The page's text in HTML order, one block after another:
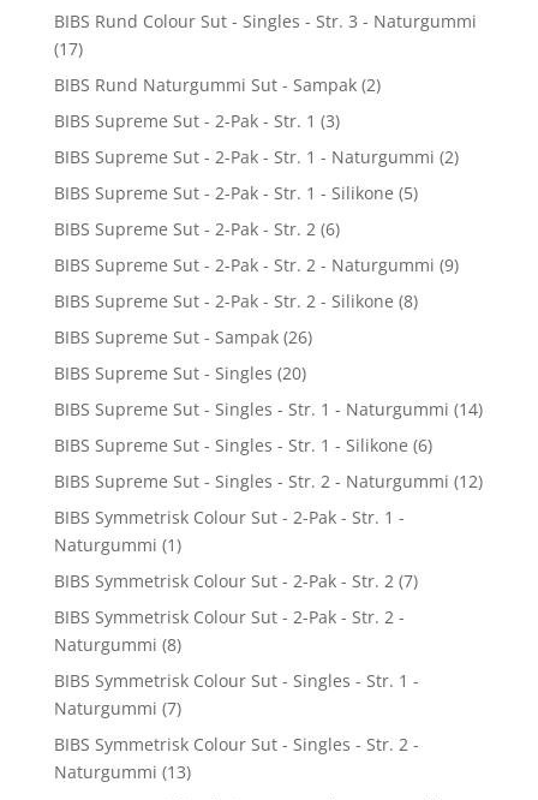
BIBS Rund Colour Sut - Singles - Str. 3 - Naturgummi
(17)
BIBS Rund Naturgummi Sut - Sampak (2)
BIBS Supreme Sut - 2-Pak - Str. 1 (3)
BIBS Supreme Sut - 2-Pak - Str. 1 - Naturgummi (2)
BIBS Supreme Sut - 2-Pak - Str. 1 - Silikone (5)
BIBS Supreme Sut - 2-Pak - Str. 2 (6)
BIBS Supreme Sut - 2-Pak - Str. 2 - Naturgummi (9)
BIBS Supreme Sut - 2-Pak - Str. 2 - Silikone (8)
BIBS Supreme Sut - Sampak (26)
BIBS Supreme Sut - Singles (20)
BIBS Supreme Sut - Singles - Str. 1 - Naturgummi (14)
BIBS Supreme Sut - Singles - Str. 1 - Silikone (6)
BIBS Supreme Sut - Singles - Str. 2 - Naturgummi (12)
BIBS Symmetrisk Colour Sut - 2-Pak - Str. 1 -
Naturgummi (1)
BIBS Symmetrisk Colour Sut - 2-Pak - Str. 2 (7)
BIBS Symmetrisk Colour Sut - 2-Pak - Str. 2 -
Naturgummi (8)
BIBS Symmetrisk Colour Sut - Singles - Str. 1 -
Naturgummi (7)
BIBS Symmetrisk Colour Sut - Singles - Str. 2 -
Naturgummi (13)